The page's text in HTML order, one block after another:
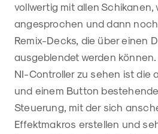
vollwertig mit allen Schikanen,
angesprochen und dann noch
Remix-Decks, die über einen
ausgeblendet werden
NI-Controller zu sehen ist die
und einem Button
Steuerung, mit der sich
Effektmakros erstellen und